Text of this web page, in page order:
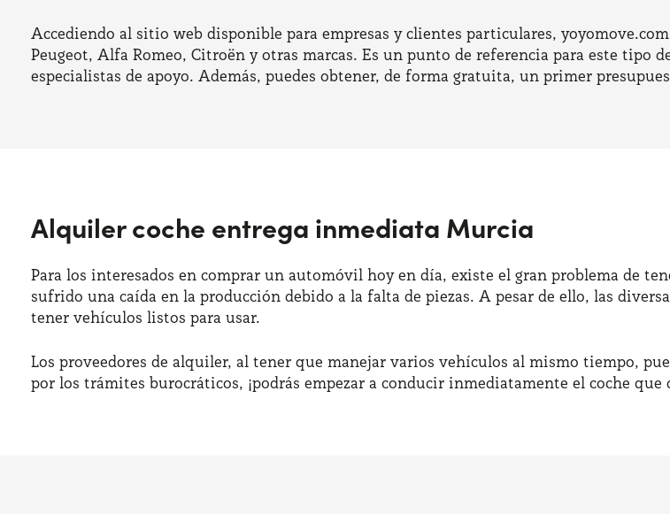
Accediendo al sitio web disponible para empresas y clientes particulares,
Peugeot, Alfa Romeo, Citroën y otras marcas. Es un punto de referencia para este tipo
especialistas de apoyo. Además, puedes obtener, de forma gratuita, un primer
Alquiler coche entrega inmediata Murcia
Para los interesados en comprar un automóvil hoy en día, existe el gran problema de
sufrido una caída en la producción debido a la falta de piezas. A pesar de ello, las
tener vehículos listos para usar.
Los proveedores de alquiler, al tener que manejar varios vehículos al mismo tiempo,
por los trámites burocráticos, ¡podrás empezar a conducir inmediatamente el coche que